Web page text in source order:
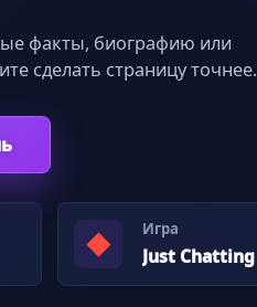
факты, биографию или
сделать страницу точнее.
◆ Игра
Just Chatting